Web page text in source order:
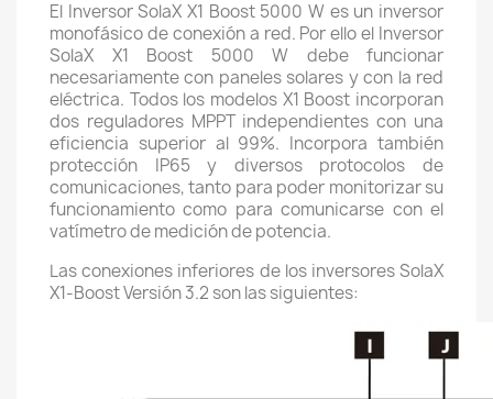
El Inversor SolaX X1 Boost 5000 W es un inversor
monofásico de conexión a red. Por ello el Inversor
SolaX X1 Boost 5000 W debe funcionar
necesariamente con paneles solares y con la red
eléctrica. Todos los modelos X1 Boost incorporan
dos reguladores MPPT independientes con una
eficiencia superior al 99%. Incorpora también
protección IP65 y diversos protocolos de
comunicaciones, tanto para poder monitorizar su
funcionamiento como para comunicarse con el
vatímetro de medición de potencia.
Las conexiones inferiores de los inversores SolaX
X1-Boost Versión 3.2 son las siguientes: